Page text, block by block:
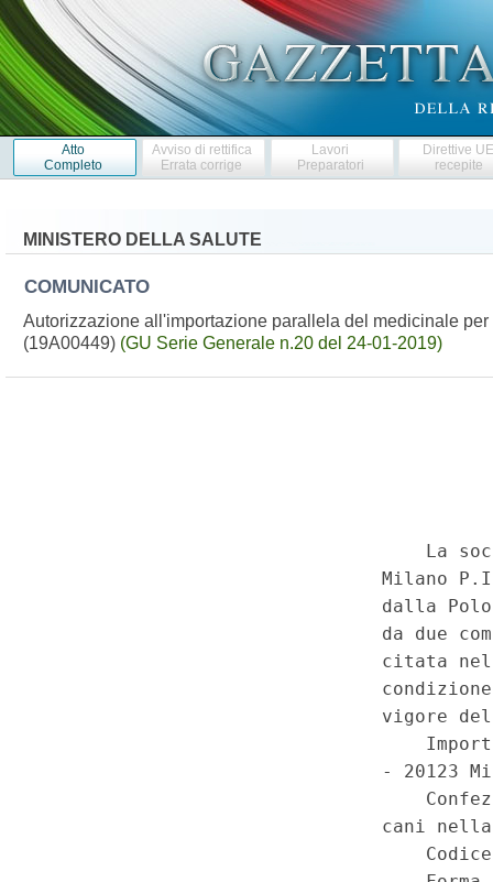
Atto
Completo
Avviso di rettifica
Errata corrige
Lavori
Preparatori
Direttive
recepite
MINISTERO DELLA SALUTE
COMUNICATO
Autorizzazione all'importazione parallela del medicinale
(19A00449) (GU Serie Generale n.20 del 24-01-2019)